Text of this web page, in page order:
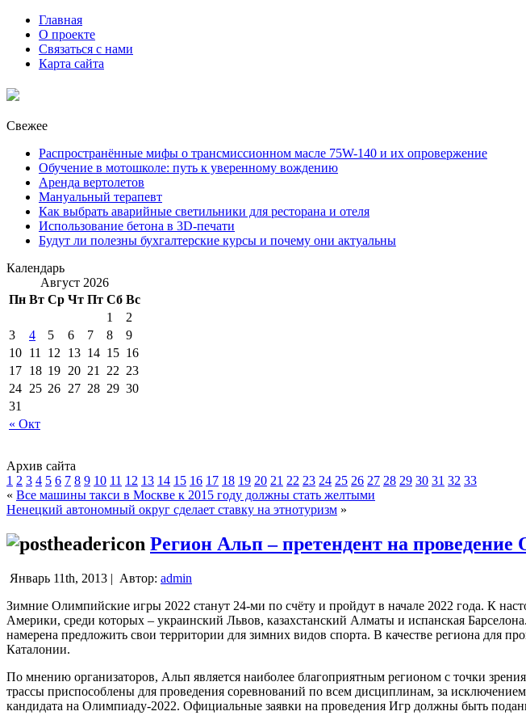
Главная
О проекте
Связаться с нами
Карта сайта
Свежее
Распространённые мифы о трансмиссионном масле 75W-140 и их опровержение
Обучение в мотошколе: путь к уверенному вождению
Аренда вертолетов
Мануальный терапевт
Как выбрать аварийные светильники для ресторана и отеля
Использование бетона в 3D-печати
Будут ли полезны бухгалтерские курсы и почему они актуальны
Календарь
Август 2026
Пн Вт Ср Чт Пт Сб Вс
« Окт
1
2
3
4 5 6 7 8
9
10 11 12 13 14 15 16
17 18 19 20 21 22 23
24 25 26 27 28 29 30
31
Архив сайта
1 2 3 4 5 6 7 8 9 10 11 12 13 14 15 16 17 18 19 20 21 22 23 24 25 26 27 28 29 30 31 32 33
« Все машины такси в Москве к 2015 году должны стать желтыми
Ненецкий автономный округ сделает ставку на этнотуризм »
Регион Альп – претендент на
Январь 11th, 2013 | Автор: admin
Зимние Олимпийские игры 2022 станут 24-ми по счёту и пройдут в начале 2022 года. К
Америки, среди которых – украинский Львов, казахстанский Алматы и испанская Барселона.
намерена предложить свои территории для зимних видов спорта. В качестве региона
Каталонии.
По мнению организаторов, Альп является наиболее благоприятным регионом с точки
трассы приспособлены для проведения соревнований по всем дисциплинам, за
кандидата на Олимпиаду-2022. Официальные заявки на проведения Игр должны быть